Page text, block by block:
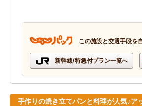
この施設と交通手段を
新幹線/特急付プラン一覧へ
手作りの焼き立てパンと料理が人気♪ア